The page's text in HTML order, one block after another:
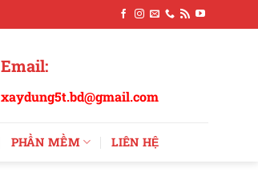
Email:
xaydung5t.bd@gmail.com
PHẦN MỀM LIÊN HỆ